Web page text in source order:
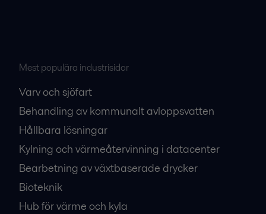
Mest populära industrisidor
Varv och sjöfart
Behandling av kommunalt avloppsvatten
Hållbara lösningar
Kylning och värmeåtervinning i datacenter
Bearbetning av växtbaserade drycker
Bioteknik
Hub för värme och kyla